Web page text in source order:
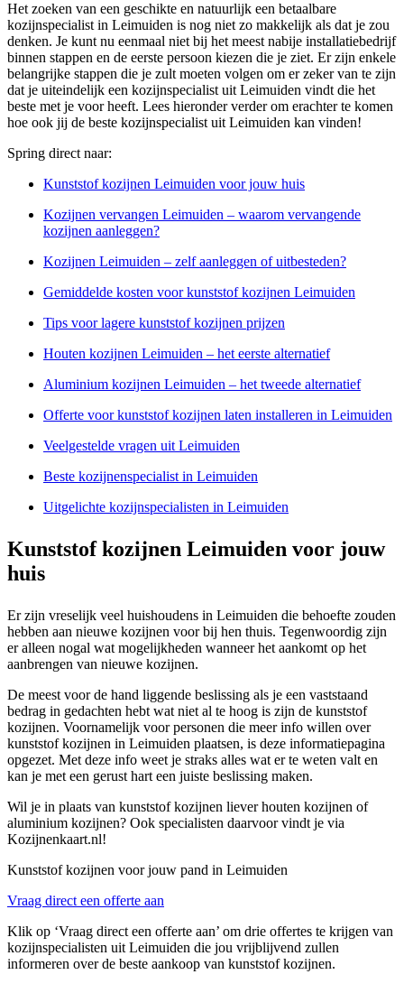
Het zoeken van een geschikte en natuurlijk een betaalbare
kozijnspecialist in Leimuiden is nog niet zo makkelijk als dat je zou
denken. Je kunt nu eenmaal niet bij het meest nabije installatiebedrijf
binnen stappen en de eerste persoon kiezen die je ziet. Er zijn enkele
belangrijke stappen die je zult moeten volgen om er zeker van te zijn
dat je uiteindelijk een kozijnspecialist uit Leimuiden vindt die het
beste met je voor heeft. Lees hieronder verder om erachter te komen
hoe ook jij de beste kozijnspecialist uit Leimuiden kan vinden!
Spring direct naar:
Kunststof kozijnen Leimuiden voor jouw huis
Kozijnen vervangen Leimuiden – waarom vervangende
kozijnen aanleggen?
Kozijnen Leimuiden – zelf aanleggen of uitbesteden?
Gemiddelde kosten voor kunststof kozijnen Leimuiden
Tips voor lagere kunststof kozijnen prijzen
Houten kozijnen Leimuiden – het eerste alternatief
Aluminium kozijnen Leimuiden – het tweede alternatief
Offerte voor kunststof kozijnen laten installeren in Leimuiden
Veelgestelde vragen uit Leimuiden
Beste kozijnenspecialist in Leimuiden
Uitgelichte kozijnspecialisten in Leimuiden
Kunststof kozijnen Leimuiden voor jouw
huis
Er zijn vreselijk veel huishoudens in Leimuiden die behoefte zouden
hebben aan nieuwe kozijnen voor bij hen thuis. Tegenwoordig zijn
er alleen nogal wat mogelijkheden wanneer het aankomt op het
aanbrengen van nieuwe kozijnen.
De meest voor de hand liggende beslissing als je een vaststaand
bedrag in gedachten hebt wat niet al te hoog is zijn de kunststof
kozijnen. Voornamelijk voor personen die meer info willen over
kunststof kozijnen in Leimuiden plaatsen, is deze informatiepagina
opgezet. Met deze info weet je straks alles wat er te weten valt en
kan je met een gerust hart een juiste beslissing maken.
Wil je in plaats van kunststof kozijnen liever houten kozijnen of
aluminium kozijnen? Ook specialisten daarvoor vindt je via
Kozijnenkaart.nl!
Kunststof kozijnen voor jouw pand in Leimuiden
Vraag direct een offerte aan
Klik op ‘Vraag direct een offerte aan’ om drie offertes te krijgen van
kozijnspecialisten uit Leimuiden die jou vrijblijvend zullen
informeren over de beste aankoop van kunststof kozijnen.